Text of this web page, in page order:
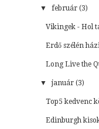
▼ február (3)
Vikingek - Hol
Erdő szélén
Long Live the
▼ január (3)
Top5 kedvenc
Edinburgh